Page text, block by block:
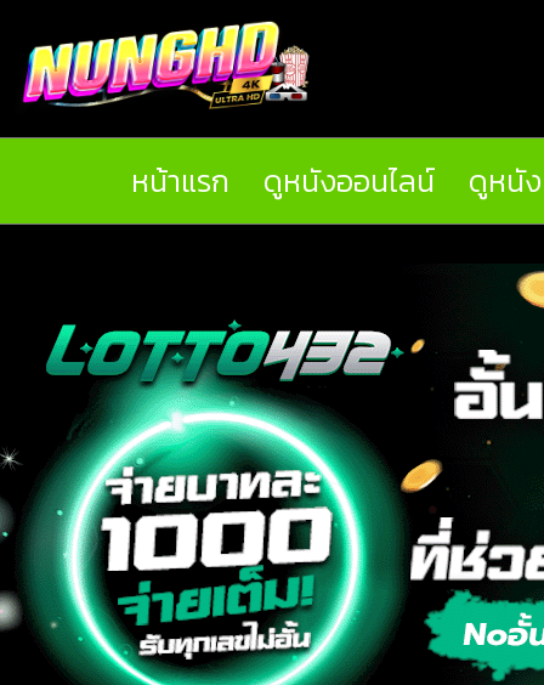
หน้าแรก ดูหนังออนไลน์ ดูหนั